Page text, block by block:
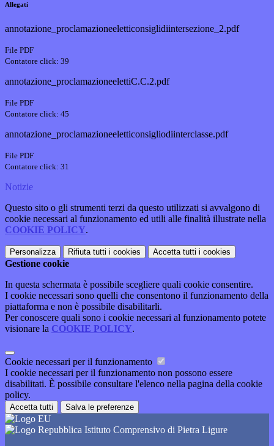
Allegati
annotazione_proclamazioneeletticonsiglidiintersezione_2.pdf
File PDF
Contatore click: 39
annotazione_proclamazioneelettiC.C.2.pdf
File PDF
Contatore click: 45
annotazione_proclamazioneeletticonsigliodiinterclasse.pdf
File PDF
Contatore click: 31
Notizie
Questo sito o gli strumenti terzi da questo utilizzati si avvalgono di
cookie necessari al funzionamento ed utili alle finalità illustrate nella
COOKIE POLICY.
Personalizza Rifiuta tutti i cookies Accetta tutti i cookies
Gestione cookie
In questa schermata è possibile scegliere quali cookie consentire.
I cookie necessari sono quelli che consentono il funzionamento della
piattaforma e non è possibile disabilitarli.
Per conoscere quali sono i cookie necessari al funzionamento potete
visionare la COOKIE POLICY.
Cookie necessari per il funzionamento
I cookie necessari per il funzionamento non possono essere
disabilitati. È possibile consultare l'elenco nella pagina della cookie
policy.
Accetta tutti Salva le preferenze
Istituto Comprensivo di Pietra Ligure